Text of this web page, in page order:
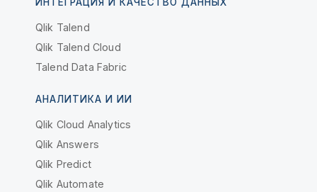
Qlik Talend
Qlik Talend Cloud
Talend Data Fabric
АНАЛИТИКА И ИИ
Qlik Cloud Analytics
Qlik Answers
Qlik Predict
Qlik Automate